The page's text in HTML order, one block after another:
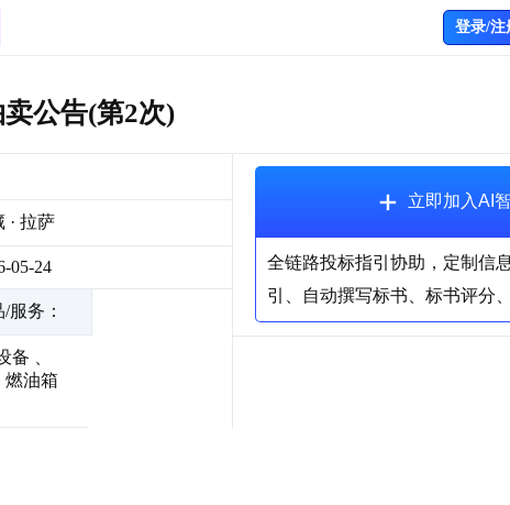
登录/注
公告(第2次)
· 拉萨
05-24
服务：
备
燃油箱
立即加入AI
全链路投标指引协助，定制信
引、自动撰写标书、标书评分